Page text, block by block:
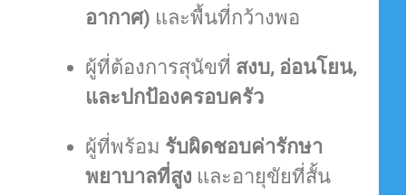
อากาศ) และพื้นที่กว้างพอ
ผู้ที่ต้องการสุนัขที่ สงบ, อ่อนโยน,
และปกป้องครอบครัว
ผู้ที่พร้อม รับผิดชอบค่ารักษา
พยาบาลที่สูง และอายุขัยที่สั้น